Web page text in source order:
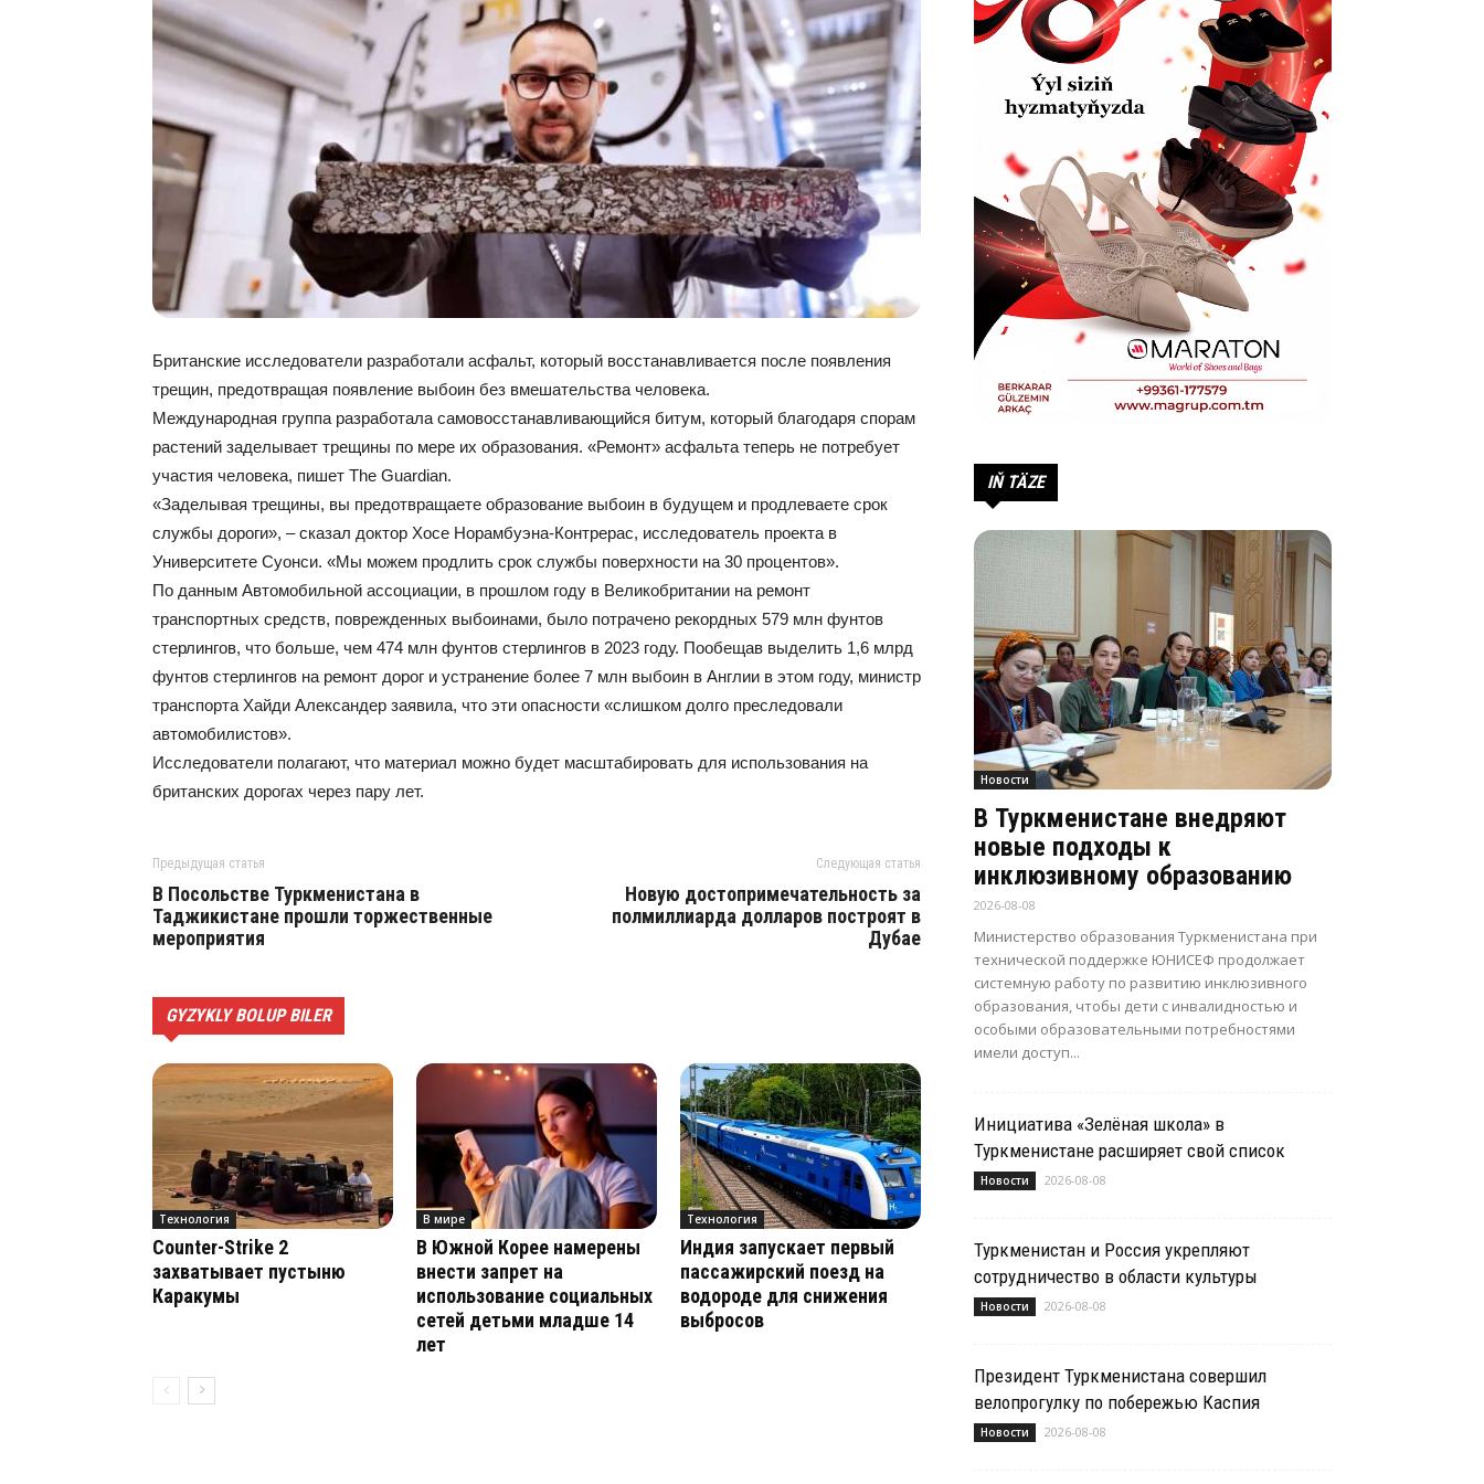
Британские исследователи разработали асфальт, который восстанавливается после появления
трещин, предотвращая появление выбоин без вмешательства человека.
Международная группа разработала самовосстанавливающийся битум, который благодаря спорам
растений заделывает трещины по мере их образования. «Ремонт» асфальта теперь не потребует
участия человека, пишет The Guardian.
«Заделывая трещины, вы предотвращаете образование выбоин в будущем и продлеваете срок
службы дороги», – сказал доктор Хосе Норамбуэна-Контрерас, исследователь проекта в
Университете Суонси. «Мы можем продлить срок службы поверхности на 30 процентов».
По данным Автомобильной ассоциации, в прошлом году в Великобритании на ремонт
транспортных средств, поврежденных выбоинами, было потрачено рекордных 579 млн фунтов
стерлингов, что больше, чем 474 млн фунтов стерлингов в 2023 году. Пообещав выделить 1,6 млрд
фунтов стерлингов на ремонт дорог и устранение более 7 млн выбоин в Англии в этом году, министр
транспорта Хайди Александер заявила, что эти опасности «слишком долго преследовали
автомобилистов».
Исследователи полагают, что материал можно будет масштабировать для использования на
британских дорогах через пару лет.
Предыдущая статья
В Посольстве Туркменистана в
Таджикистане прошли торжественные
мероприятия
Следующая статья
Новую достопримечательность за
полмиллиарда долларов построят в
Дубае
GYZYKLY BOLUP BILER
Технология
Counter-Strike 2
захватывает пустыню
Каракумы
В мире
В Южной Корее намерены
внести запрет на
использование социальных
сетей детьми младше 14
лет
Технология
Индия запускает первый
пассажирский поезд на
водороде для снижения
выбросов
IŇ TÄZE
Новости
В Туркменистане внедряют
новые подходы к
инклюзивному образованию
2026-08-08
Министерство образования Туркменистана при
технической поддержке ЮНИСЕФ продолжает
системную работу по развитию инклюзивного
образования, чтобы дети с инвалидностью и
особыми образовательными потребностями
имели доступ...
Инициатива «Зелёная школа» в
Туркменистане расширяет свой список
Новости 2026-08-08
Туркменистан и Россия укрепляют
сотрудничество в области культуры
Новости 2026-08-08
Президент Туркменистана совершил
велопрогулку по побережью Каспия
Новости 2026-08-08